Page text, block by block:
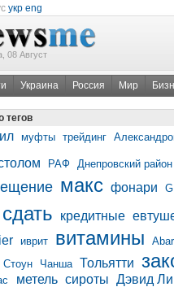
укр eng
08 Август
Украина Россия Мир
тегов
муфты трейдинг
РАФ Днепровский район
макс фонари
сдать кредитные
иврит витамины
Чанша Тольятти
метель сироты Дэвид